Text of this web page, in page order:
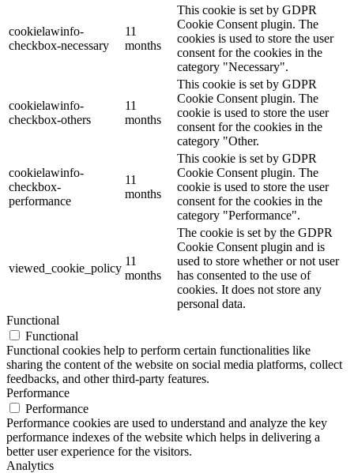
cookielawinfo-
checkbox-necessary
11
months
This cookie is set by GDPR
Cookie Consent plugin. The
cookies is used to store the user
consent for the cookies in the
category "Necessary".
cookielawinfo-
checkbox-others
11
months
This cookie is set by GDPR
Cookie Consent plugin. The
cookie is used to store the user
consent for the cookies in the
category "Other.
cookielawinfo-
checkbox-
performance
11
months
This cookie is set by GDPR
Cookie Consent plugin. The
cookie is used to store the user
consent for the cookies in the
category "Performance".
viewed_cookie_policy
11
months
The cookie is set by the GDPR
Cookie Consent plugin and is
used to store whether or not user
has consented to the use of
cookies. It does not store any
personal data.
Functional
Functional
Functional cookies help to perform certain functionalities like
sharing the content of the website on social media platforms, collect
feedbacks, and other third-party features.
Performance
Performance
Performance cookies are used to understand and analyze the key
performance indexes of the website which helps in delivering a
better user experience for the visitors.
Analytics